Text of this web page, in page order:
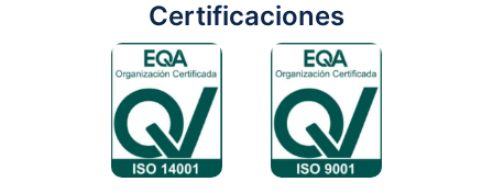
Certificaciones